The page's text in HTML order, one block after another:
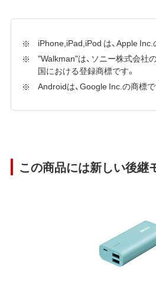
iPhone,iPad,iPod は、Apple Inc.
"Walkman"は、ソニー株式会社
国における登録商標です。
Androidは、Google Inc.の商標で
この商品には新しい後継